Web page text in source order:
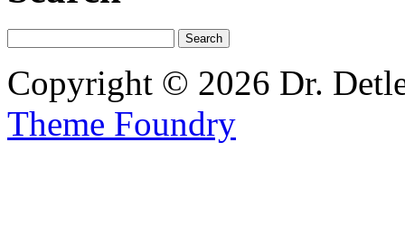
Copyright © 2026 Dr.
Theme Foundry